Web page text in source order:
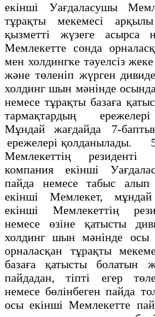
екінші Уағдаласушы
тұрақты мекемесі
қызметті жүзеге асырса
Мемлекетте сонда
мен холдингке тәуелсіз
және төленіп жүрген
холдинг шын мәнінде
немесе тұрақты базаға
тармақтардың
Мұндай жағдайда 7-
ережелері қолданылады.
Мемлекеттің
компания екінші
пайда немесе табыс алып
екінші Мемлекет,
екінші Мемлекеттің
немесе өзіне қатысты
холдинг шын мәнінде осы
орналасқан тұрақты
базаға қатысты болатын
пайдадан, тіпті егер
немесе бөлінбеген пайда
осы екінші Мемлекетте